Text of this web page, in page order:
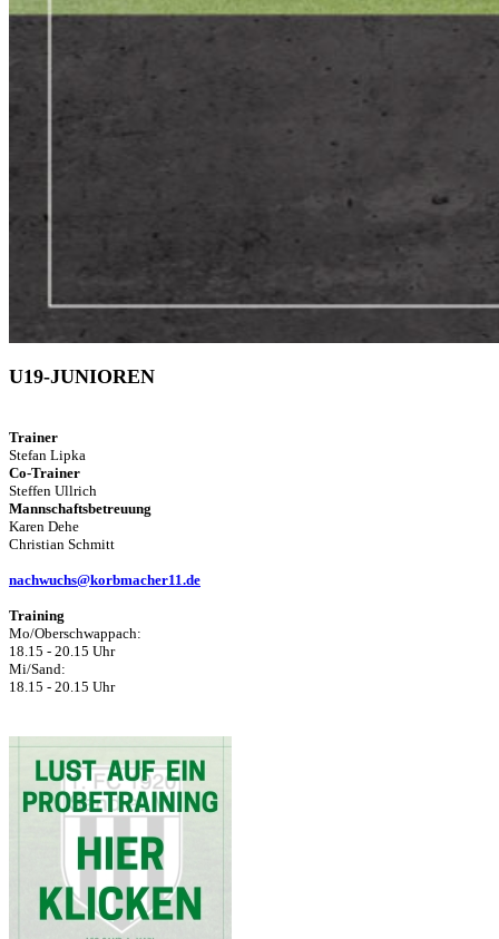
U19-JUNIOREN
Trainer
Stefan Lipka
Co-Trainer
Steffen Ullrich
Mannschaftsbetreuung
Karen Dehe
Christian Schmitt
nachwuchs@korbmacher11.de
Training
Mo/Oberschwappach:
18.15 - 20.15 Uhr
Mi/Sand:
18.15 - 20.15 Uhr